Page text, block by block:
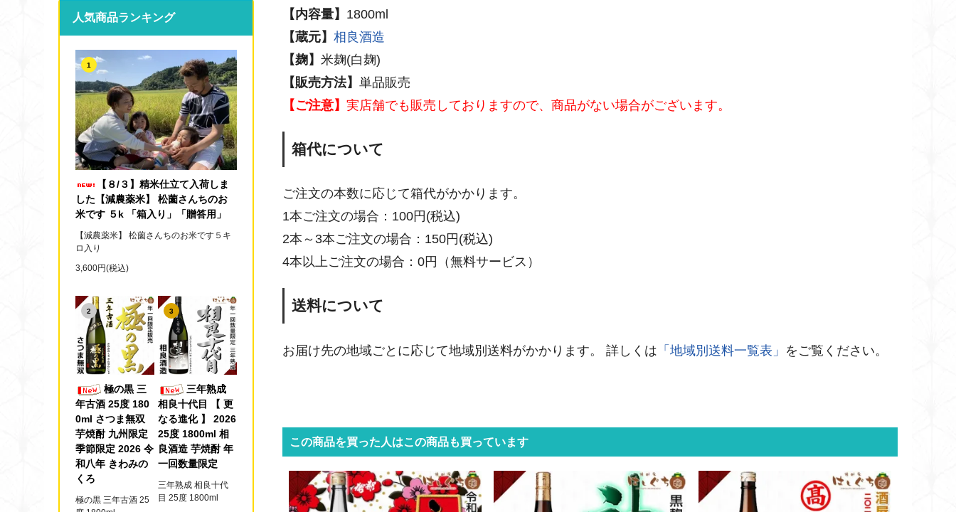
【内容量】 1800ml
【蔵元】 相良酒造
【麹】 米麹(白麹)
【販売方法】 単品販売
【ご注意】 実店舗でも販売しておりますので、商品がない場合がございます。
箱代について
ご注文の本数に応じて箱代がかかります。
1本ご注文の場合：100円(税込)
2本～3本ご注文の場合：150円(税込)
4本以上ご注文の場合：0円（無料サービス）
送料について
お届け先の地域ごとに応じて地域別送料がかかります。 詳しくは 「地域別送料一覧表」 をご覧ください。
この商品を買った人はこの商品も買っています
人気商品ランキング
1
【８/３】精米仕立て入荷しま
した【減農薬米】 松薗さんちのお
米です ５k 「箱入り」「贈答用」
【減農薬米】 松薗さんちのお米です５キ
ロ入り
3,600円(税込)
2
極の黒 三
年古酒 25度 180
0ml さつま無双
芋焼酎 九州限定
季節限定 2026 令
和八年 きわみの
くろ
極の黒 三年古酒 25
3
三年熟成
相良十代目 【 更
なる進化 】 2026
25度 1800ml 相
良酒造 芋焼酎 年
一回数量限定
三年熟成 相良十代
目 25度 1800ml